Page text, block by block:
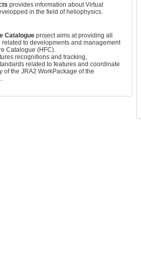
provides information about Virtual
in the field of heliophysics.
Catalogue project aims at providing all
to developments and management
Catalogue (HFC).
recognitions and tracking,
related to features and coordinate
of the JRA2 WorkPackage of the